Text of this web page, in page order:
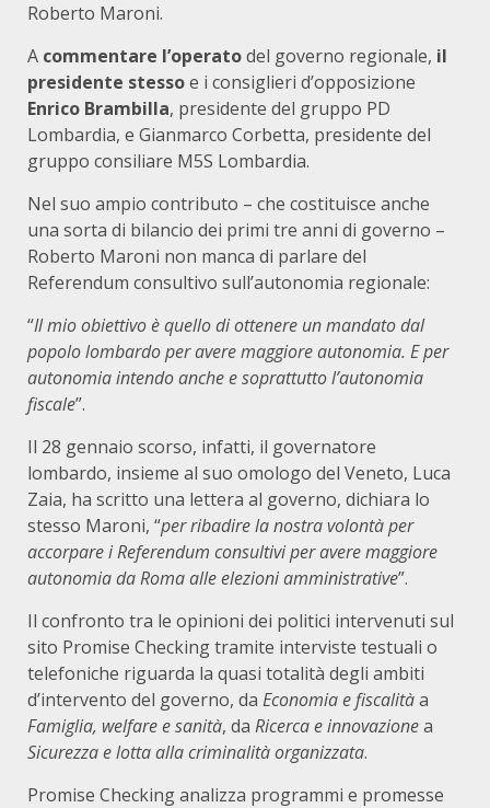
Roberto Maroni.
A commentare l’operatodel governo regionale, il
presidente stessoe i consiglieri d’opposizione
Enrico Brambilla, presidente del gruppo PD
Lombardia, e Gianmarco Corbetta, presidente del
gruppo consiliare M5S Lombardia.
Nel suo ampio contributo – che costituisce anche
una sorta di bilancio dei primi tre anni di governo –
Roberto Maroni non manca di parlare del
Referendum consultivo sull’autonomia regionale:
“Il mio obiettivo è quello di ottenere un mandato dal
popolo lombardo per avere maggiore autonomia. E per
autonomia intendo anche e soprattutto l’autonomia
fiscale”.
Il 28 gennaio scorso, infatti, il governatore
lombardo, insieme al suo omologo del Veneto, Luca
Zaia, ha scritto una lettera al governo, dichiara lo
stesso Maroni, “per ribadire la nostra volontà per
accorpare i Referendum consultivi per avere maggiore
autonomia da Roma alle elezioni amministrative”.
Il confronto tra le opinioni dei politici intervenuti sul
sito Promise Checking tramite interviste testuali o
telefoniche riguarda la quasi totalità degli ambiti
d’intervento del governo, da Economia e fiscalitàa
Famiglia, welfare e sanità, da Ricerca e innovazionea
Sicurezza e lotta alla criminalità organizzata.
Promise Checking analizza programmi e promesse